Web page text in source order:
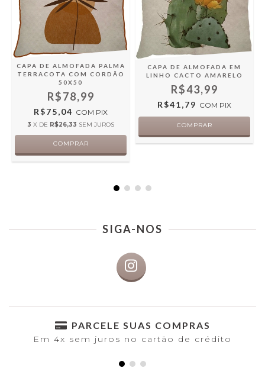
CAPA DE ALMOFADA PALMA
TERRACOTA COM CORDÃO
50X50
R$78,99
R$75,04 COM PIX
3 X DE R$26,33 SEM JUROS
CAPA DE ALMOFADA EM
LINHO CACTO AMARELO
R$43,99
R$41,79 COM PIX
SIGA-NOS
PARCELE SUAS COMPRAS
Em 4x sem juros no cartão de crédito